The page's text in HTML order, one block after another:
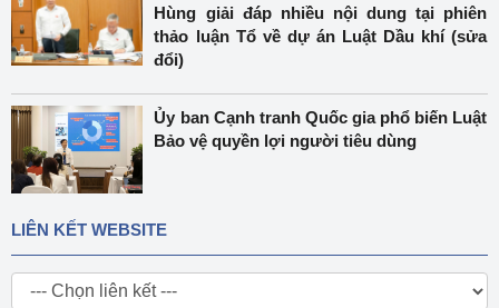
Hùng giải đáp nhiều nội dung tại phiên
thảo luận Tổ về dự án Luật Dầu khí (sửa
đổi)
Ủy ban Cạnh tranh Quốc gia phổ biến Luật
Bảo vệ quyền lợi người tiêu dùng
LIÊN KẾT WEBSITE